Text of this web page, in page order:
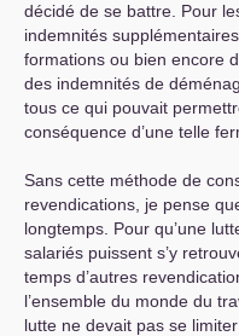
décidé de se battre. Pour
indemnités
formations ou bien encore
des indemnités de
tous ce qui pouvait
conséquence d’une telle
Sans cette méthode de
revendications, je pense
longtemps. Pour qu’une
salariés puissent s’y
temps d’autres
l’ensemble du monde du
lutte ne devait pas se limiter